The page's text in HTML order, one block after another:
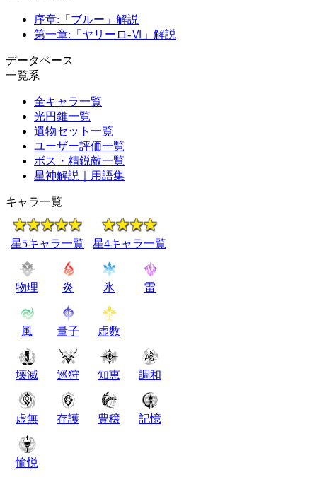
序章:「ブルー」解説
第一章:「ヤリーロ-Ⅵ」解説
データベース
一覧系
全キャラ一覧
光円錐一覧
遺物セット一覧
ユーザー評価一覧
ボス・精鋭敵一覧
星神解説｜用語集
キャラ一覧
星5キャラ一覧 星4キャラ一覧
物理 炎 氷 雷
風 量子 虚数
壊滅 巡狩 知恵 調和
虚無 存護 豊穣 記憶
愉悦